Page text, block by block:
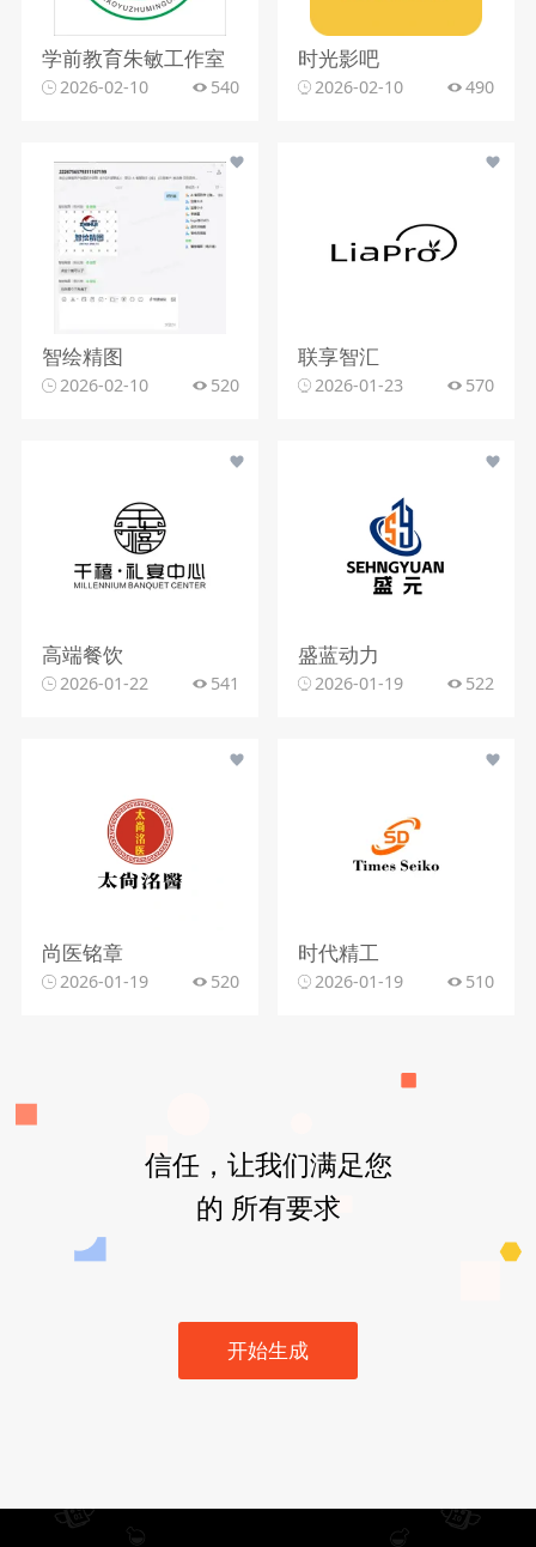
学前教育朱敏工作室
2026-02-10 540
时光影吧
2026-02-10 490
智绘精图
2026-02-10 520
联享智汇
2026-01-23 570
高端餐饮
2026-01-22 541
盛蓝动力
2026-01-19 522
尚医铭章
2026-01-19 520
时代精工
2026-01-19 510
信任，让我们满足您
的 所有要求
开始生成